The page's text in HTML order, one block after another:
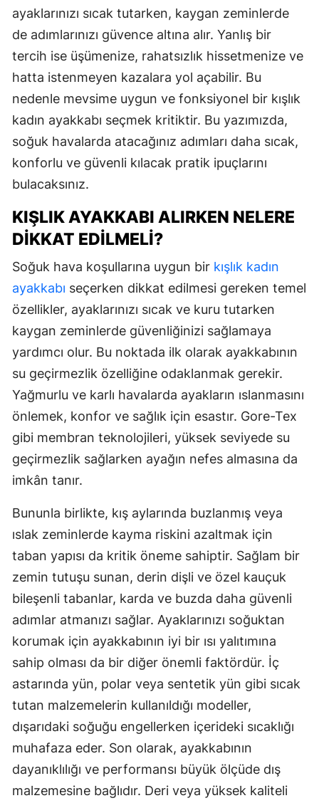
ayaklarınızı sıcak tutarken, kaygan zeminlerde
de adımlarınızı güvence altına alır. Yanlış bir
tercih ise üşümenize, rahatsızlık hissetmenize ve
hatta istenmeyen kazalara yol açabilir. Bu
nedenle mevsime uygun ve fonksiyonel bir kışlık
kadın ayakkabı seçmek kritiktir. Bu yazımızda,
soğuk havalarda atacağınız adımları daha sıcak,
konforlu ve güvenli kılacak pratik ipuçlarını
bulacaksınız.
KIŞLIK AYAKKABI ALIRKEN NELERE
DIKKAT EDILMELI?
Soğuk hava koşullarına uygun bir kışlık kadın
ayakkabı seçerken dikkat edilmesi gereken temel
özellikler, ayaklarınızı sıcak ve kuru tutarken
kaygan zeminlerde güvenliğinizi sağlamaya
yardımcı olur. Bu noktada ilk olarak ayakkabının
su geçirmezlik özelliğine odaklanmak gerekir.
Yağmurlu ve karlı havalarda ayakların ıslanmasını
önlemek, konfor ve sağlık için esastır. Gore-Tex
gibi membran teknolojileri, yüksek seviyede su
geçirmezlik sağlarken ayağın nefes almasına da
imkân tanır.
Bununla birlikte, kış aylarında buzlanmış veya
ıslak zeminlerde kayma riskini azaltmak için
taban yapısı da kritik öneme sahiptir. Sağlam bir
zemin tutuşu sunan, derin dişli ve özel kauçuk
bileşenli tabanlar, karda ve buzda daha güvenli
adımlar atmanızı sağlar. Ayaklarınızı soğuktan
korumak için ayakkabının iyi bir ısı yalıtımına
sahip olması da bir diğer önemli faktördür. İç
astarında yün, polar veya sentetik yün gibi sıcak
tutan malzemelerin kullanıldığı modeller,
dışarıdaki soğuğu engellerken içerideki sıcaklığı
muhafaza eder. Son olarak, ayakkabının
dayanıklılığı ve performansı büyük ölçüde dış
malzemesine bağlıdır. Deri veya yüksek kaliteli